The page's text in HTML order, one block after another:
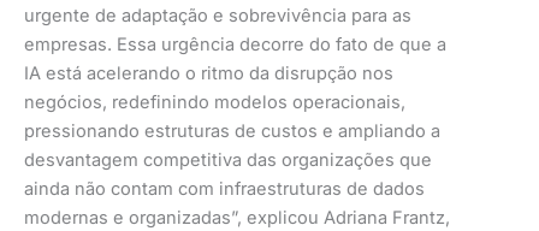
urgente de adaptação e sobrevivência para as
empresas. Essa urgência decorre do fato de que a
IA está acelerando o ritmo da disrupção nos
negócios, redefinindo modelos operacionais,
pressionando estruturas de custos e ampliando a
desvantagem competitiva das organizações que
ainda não contam com infraestruturas de dados
modernas e organizadas”, explicou Adriana Frantz,